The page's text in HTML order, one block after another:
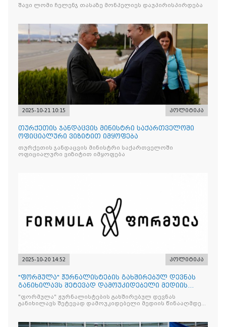
შავი ლომი ჩელენჯ თასაზე მონპელიეს დაუპირისპირდება
2025-10-21 10:15 პოლიტიკა
თურქეთის ჯანდაცვის მინისტრი საქართველოში
ოფიციალური ვიზიტით იმყოფება
თურქეთის ჯანდაცვის მინისტრი საქართველოში
ოფიციალური ვიზიტით იმყოფება
2025-10-20 14:52 პოლიტიკა
"ფორმულა" ჟურნალისტების გახშირებულ დევნას
განიხილავს შეტევად დამოუკიდებელი მედიის
წინააღმდ
"ფორმულა" ჟურნალისტების გახშირებულ დევნას
განიხილავს შეტევად დამოუკიდებელი მედიის წინააღმდეგ,